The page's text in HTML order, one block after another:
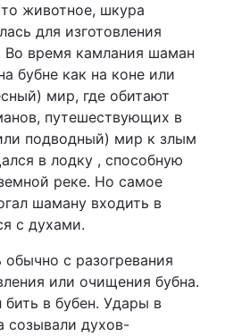
животное, шкура
для изготовления
Во время камлания шаман
бубне как на коне или
мир, где обитают
путешествующих в
подводный) мир к злым
в лодку , способную
реке. Но самое
шаману входить в
с духами.
с разогревания
или очищения бубна.
в бубен. Удары в
созывали духов-